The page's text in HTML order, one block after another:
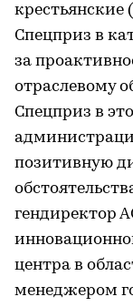
крестьянские
Спецприз в
за
отраслевому
Спецприз в
позитивную
гендиректор
центра в
менеджером